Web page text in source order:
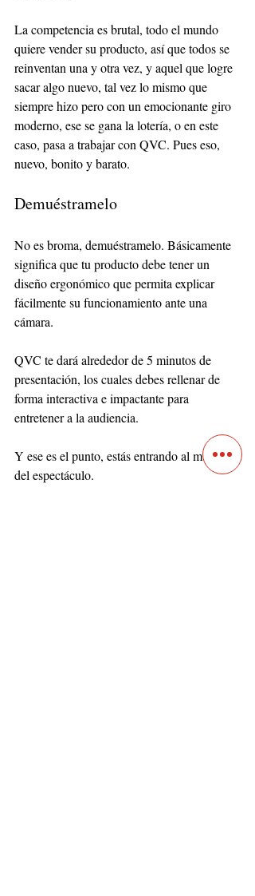
La competencia es brutal, todo el mundo
quiere vender su producto, así que todos se
reinventan una y otra vez, y aquel que logre
sacar algo nuevo, tal vez lo mismo que
siempre hizo pero con un emocionante giro
moderno, ese se gana la lotería, o en este
caso, pasa a trabajar con QVC. Pues eso,
nuevo, bonito y barato.
Demuéstramelo
No es broma, demuéstramelo. Básicamente
significa que tu producto debe tener un
diseño ergonómico que permita explicar
fácilmente su funcionamiento ante una
cámara.
QVC te dará alrededor de 5 minutos de
presentación, los cuales debes rellenar de
forma interactiva e impactante para
entretener a la audiencia.
Y ese es el punto, estás entrando al mundo
del espectáculo.